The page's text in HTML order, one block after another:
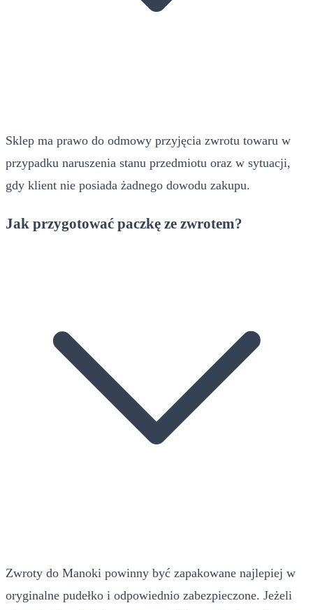
Sklep ma prawo do odmowy przyjęcia zwrotu towaru w
przypadku naruszenia stanu przedmiotu oraz w sytuacji,
gdy klient nie posiada żadnego dowodu zakupu.
Jak przygotować paczkę ze zwrotem?
Zwroty do Manoki powinny być zapakowane najlepiej w
oryginalne pudełko i odpowiednio zabezpieczone. Jeżeli